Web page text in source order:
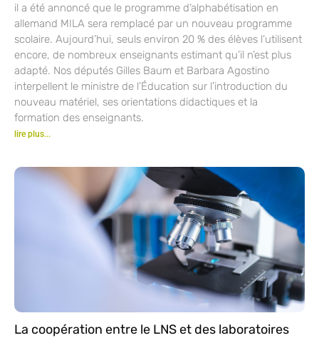
il a été annoncé que le programme d’alphabétisation en
allemand MILA sera remplacé par un nouveau programme
scolaire. Aujourd’hui, seuls environ 20 % des élèves l’utilisent
encore, de nombreux enseignants estimant qu’il n’est plus
adapté. Nos députés Gilles Baum et Barbara Agostino
interpellent le ministre de l’Éducation sur l’introduction du
nouveau matériel, ses orientations didactiques et la
formation des enseignants.
lire plus...
La coopération entre le LNS et des laboratoires